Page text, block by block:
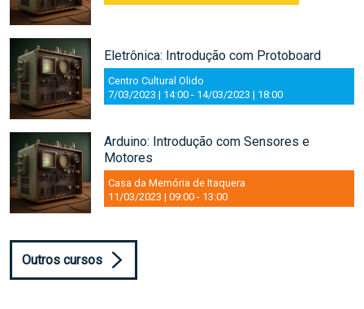
Eletrônica: Introdução com Protoboard
Centro Cultural Olido
7/03/2023 | 14:00 - 14/03/2023 | 18:00
Arduino: Introdução com Sensores e
Motores
Casa da Memória de Itaquera
11/03/2023 | 09:00 - 13:00
Outros cursos